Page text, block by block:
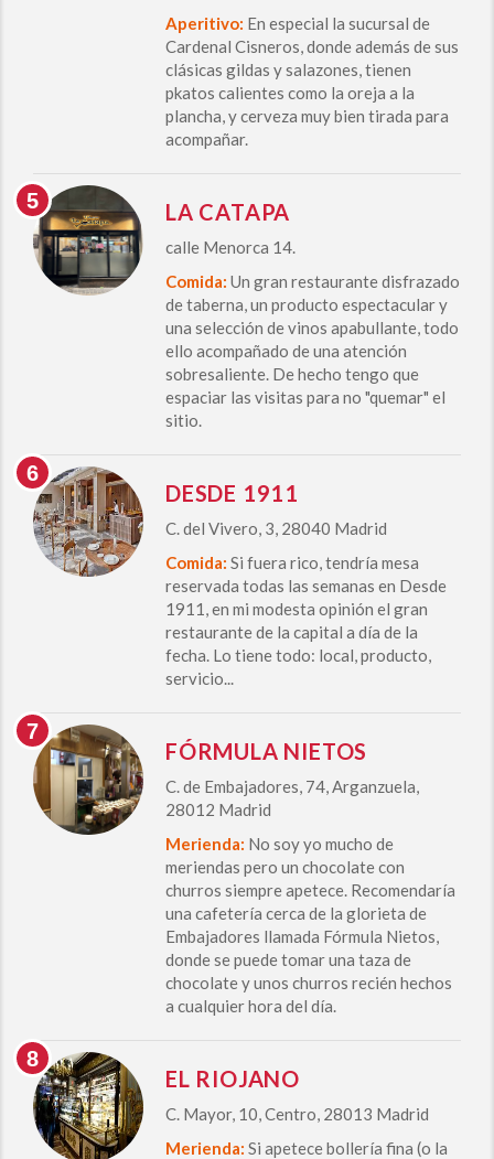
Aperitivo: En especial la sucursal de
Cardenal Cisneros, donde además de sus
clásicas gildas y salazones, tienen
pkatos calientes como la oreja a la
plancha, y cerveza muy bien tirada para
acompañar.
LA CATAPA
calle Menorca 14.
Comida: Un gran restaurante disfrazado
de taberna, un producto espectacular y
una selección de vinos apabullante, todo
ello acompañado de una atención
sobresaliente. De hecho tengo que
espaciar las visitas para no "quemar" el
sitio.
DESDE 1911
C. del Vivero, 3, 28040 Madrid
Comida: Si fuera rico, tendría mesa
reservada todas las semanas en Desde
1911, en mi modesta opinión el gran
restaurante de la capital a día de la
fecha. Lo tiene todo: local, producto,
servicio...
FÓRMULA NIETOS
C. de Embajadores, 74, Arganzuela,
28012 Madrid
Merienda: No soy yo mucho de
meriendas pero un chocolate con
churros siempre apetece. Recomendaría
una cafetería cerca de la glorieta de
Embajadores llamada Fórmula Nietos,
donde se puede tomar una taza de
chocolate y unos churros recién hechos
a cualquier hora del día.
EL RIOJANO
C. Mayor, 10, Centro, 28013 Madrid
Merienda: Si apetece bollería fina (o la